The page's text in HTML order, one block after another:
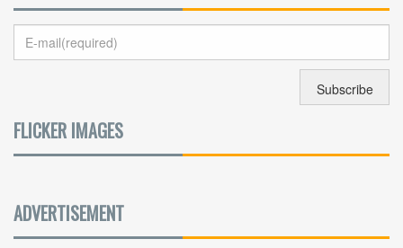
FLICKER IMAGES
ADVERTISEMENT